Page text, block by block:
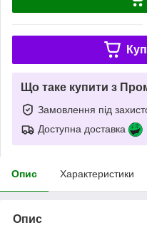
Що таке купити з
Замовлення під
Доступна доставка
Опис Характеристики
Опис